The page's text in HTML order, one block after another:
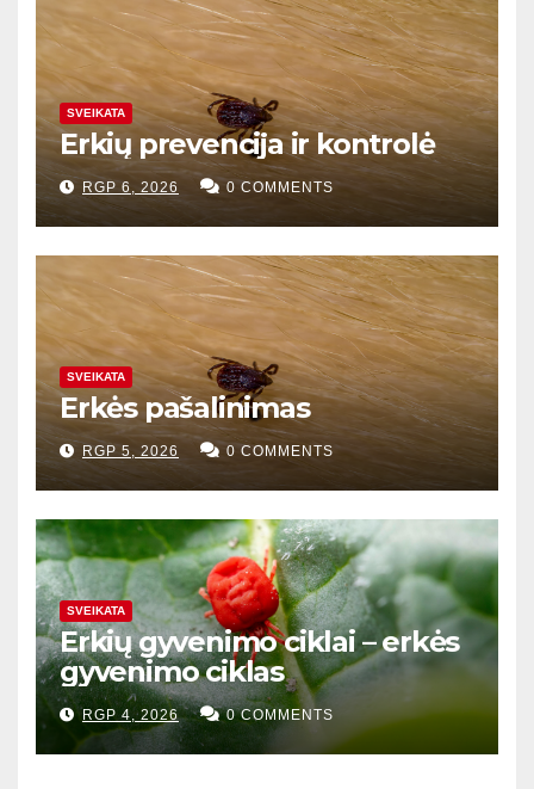
SVEIKATA
Erkių prevencija ir kontrolė
RGP 6, 2026 0 COMMENTS
SVEIKATA
Erkės pašalinimas
RGP 5, 2026 0 COMMENTS
SVEIKATA
Erkių gyvenimo ciklai – erkės
gyvenimo ciklas
RGP 4, 2026 0 COMMENTS